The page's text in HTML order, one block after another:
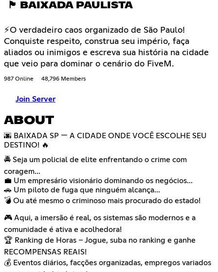
🏴 BAIXADA PAULISTA
⚡O verdadeiro caos organizado de São Paulo!
Conquiste respeito, construa seu império, faça
aliados ou inimigos e escreva sua história na cidade
que veio para dominar o cenário do FiveM.
987 Online 48,796 Members
Join Server
ABOUT
🌆 BAIXADA SP — A CIDADE ONDE VOCÊ ESCOLHE SEU
DESTINO! 🔥
🚔 Seja um policial de elite enfrentando o crime com
coragem...
💼 Um empresário visionário dominando os negócios...
🚗 Um piloto de fuga que ninguém alcança...
💣 Ou até mesmo o criminoso mais procurado do estado!
🎮 Aqui, a imersão é real, os sistemas são modernos e a
comunidade é ativa e acolhedora!
🏆 Ranking de Horas – Jogue, suba no ranking e ganhe
RECOMPENSAS REAIS!
💰 Eventos diários, facções organizadas, empregos variados